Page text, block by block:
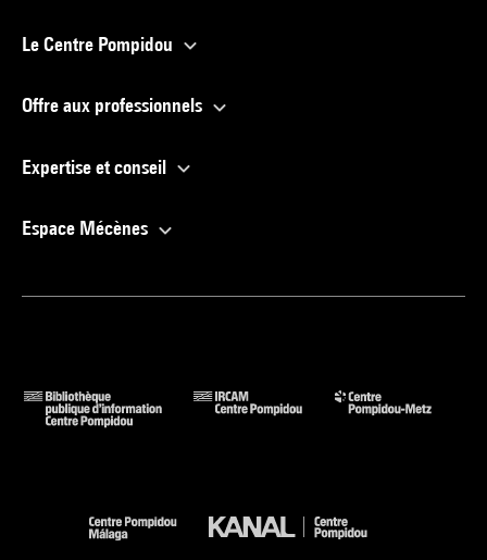
Le Centre Pompidou
Offre aux professionnels
Expertise et conseil
Espace Mécènes